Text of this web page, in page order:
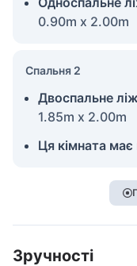
0.90m x 2.00m
Спальня 2
Двоспальне
1.85m x 2.00m
Ця кімната має
Зручності